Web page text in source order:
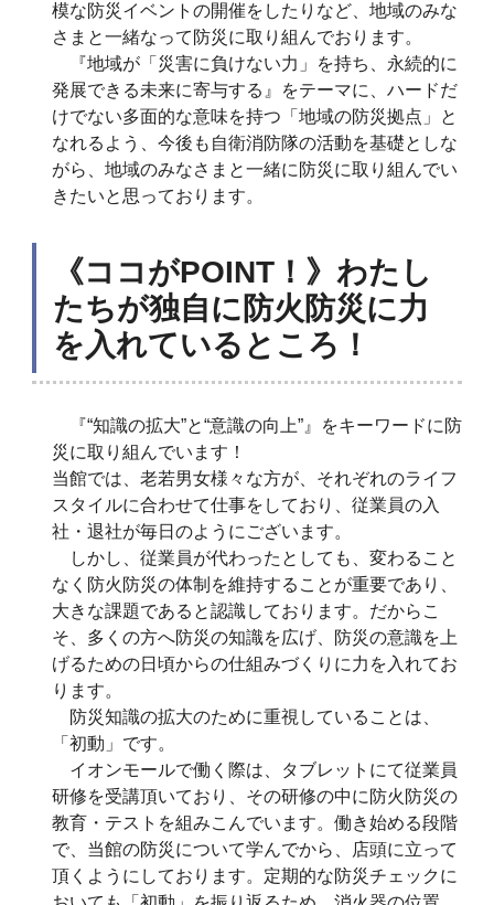
模な防災イベントの開催をしたりなど、地域のみな
さまと一緒なって防災に取り組んでおります。
『地域が「災害に負けない力」を持ち、永続的に
発展できる未来に寄与する』をテーマに、ハードだ
けでない多面的な意味を持つ「地域の防災拠点」と
なれるよう、今後も自衛消防隊の活動を基礎としな
がら、地域のみなさまと一緒に防災に取り組んでい
きたいと思っております。
《ココがPOINT！》わたし
たちが独自に防火防災に力
を入れているところ！
『“知識の拡大”と“意識の向上”』をキーワードに防
災に取り組んでいます！
当館では、老若男女様々な方が、それぞれのライフ
スタイルに合わせて仕事をしており、従業員の入
社・退社が毎日のようにございます。
しかし、従業員が代わったとしても、変わること
なく防火防災の体制を維持することが重要であり、
大きな課題であると認識しております。だからこ
そ、多くの方へ防災の知識を広げ、防災の意識を上
げるための日頃からの仕組みづくりに力を入れてお
ります。
防災知識の拡大のために重視していることは、
「初動」です。
イオンモールで働く際は、タブレットにて従業員
研修を受講頂いており、その研修の中に防火防災の
教育・テストを組みこんでいます。働き始める段階
で、当館の防災について学んでから、店頭に立って
頂くようにしております。定期的な防災チェックに